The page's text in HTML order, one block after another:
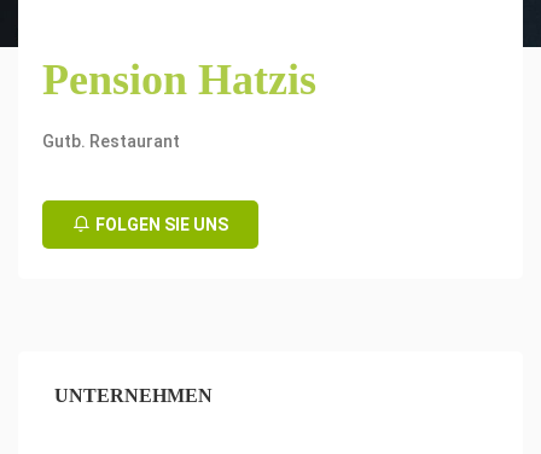
Pension Hatzis
Gutb. Restaurant
FOLGEN SIE UNS
UNTERNEHMEN